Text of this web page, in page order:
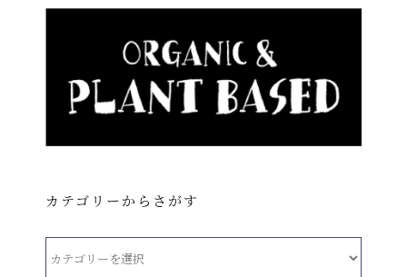
カテゴリーからさがす